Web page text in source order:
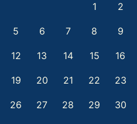
1 2
5 6 7 8 9
12 13 14 15 16
19 20 21 22 23
26 27 28 29 30